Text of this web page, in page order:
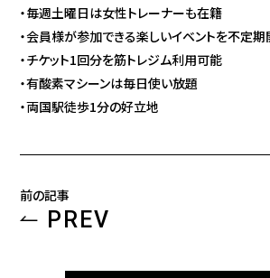
・毎週土曜日は女性トレーナーも在籍
・会員様が参加できる楽しいイベントを不定
・チケット1回分を筋トレジム利用可能
・有酸素マシーンは毎日使い放題
・両国駅徒歩1分の好立地
前の記事
PREV